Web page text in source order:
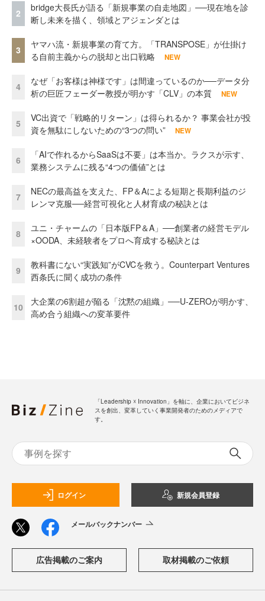
2
bridge大長氏が語る「新規事業の自走地図」──現在地を診
断し未来を描く、領域とアジェンダとは
3
ヤマハ流・新規事業の育て方。「TRANSPOSE」が仕掛け
る自前主義からの脱却と出口戦略
NEW
4
なぜ「お客様は神様です」は間違っているのか──データ分
析の巨匠フェーダー教授が明かす「CLV」の本質
NEW
5
VC出資で「戦略的リターン」は得られるか？ 事業会社が投
資を無駄にしないための“3つの問い”
NEW
6
「AIで作れるからSaaSは不要」は本当か。ラクスが示す、
業務システムに残る“4つの価値”とは
7
NECの最高益を支えた、FP＆Aによる短期と長期利益のジ
レンマ克服──経営可視化と人材育成の秘訣とは
8
ユニ・チャームの「日本版FP＆A」──創業者の経営モデル
×OODA、未経験者をプロへ育成する秘訣とは
9
教科書にない“実践知”がCVCを救う。Counterpart Ventures
西条氏に聞く成功の条件
10
大企業の6割超が陥る「沈黙の組織」──U-ZEROが明かす、
高め合う組織への変革要件
「Leadership ☓ Innovation」を軸に、企業においてビジネ
スを創出、変革していく事業開発者のためのメディアで
す。
ログイン 新規会員登録
メールバックナンバー
広告掲載のご案内 取材掲載のご依頼